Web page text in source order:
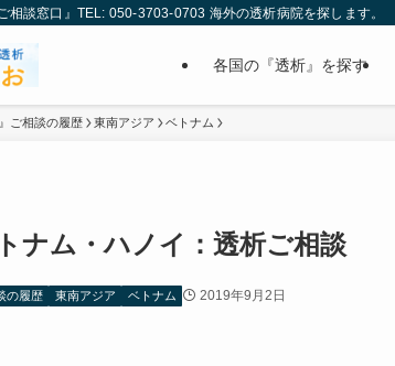
相談窓口』TEL: 050-3703-0703 海外の透析病院を探します。
各国の『透析』を探す
ご相談の履歴 東南アジア ベトナム
ナム・ハノイ：透析ご相談
の履歴 東南アジア ベトナム 2019年9月2日